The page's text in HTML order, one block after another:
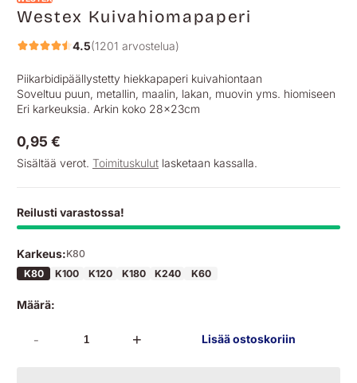
Westex Kuivahiomapaperi
4.5(1201 arvostelua)
Piikarbidipäällystetty hiekkapaperi kuivahiontaan
Soveltuu puun, metallin, maalin, lakan, muovin yms. hiomiseen
Eri karkeuksia. Arkin koko 28x23cm
Normaalihinta
0,95 €
Sisältää verot. Toimituskulut lasketaan kassalla.
Reilusti varastossa!
Karkeus:K80
K80
K100 K120 K180 K240 K60
Määrä:
- + Lisää ostoskoriin